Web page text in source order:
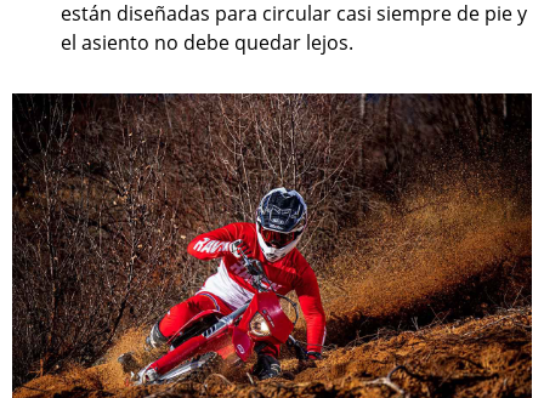
están diseñadas para circular casi siempre de pie y
el asiento no debe quedar lejos.